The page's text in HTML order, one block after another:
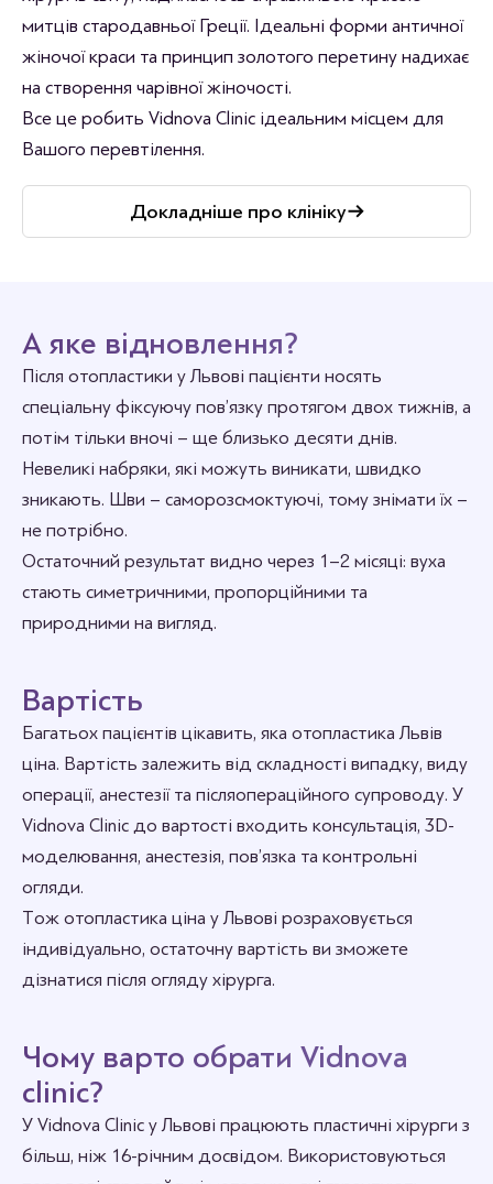
митців стародавньої Греції. Ідеальні форми античної
жіночої краси та принцип золотого перетину надихає
на створення чарівної жіночості.
Все це робить Vidnova Clinic ідеальним місцем для
Вашого перевтілення.
Докладніше про клініку
А яке відновлення?
Після отопластики у Львові пацієнти носять
спеціальну фіксуючу пов’язку протягом двох тижнів, а
потім тільки вночі – ще близько десяти днів.
Невеликі набряки, які можуть виникати, швидко
зникають. Шви – саморозсмоктуючі, тому знімати їх –
не потрібно.
Остаточний результат видно через 1–2 місяці: вуха
стають симетричними, пропорційними та
природними на вигляд.
Вартість
Багатьох пацієнтів цікавить, яка отопластика Львів
ціна. Вартість залежить від складності випадку, виду
операції, анестезії та післяопераційного супроводу. У
Vidnova Сlinic до вартості входить консультація, 3D-
моделювання, анестезія, пов’язка та контрольні
огляди.
Тож отопластика ціна у Львові розраховується
індивідуально, остаточну вартість ви зможете
дізнатися після огляду хірурга.
Чому варто обрати Vidnova
clinic?
У Vidnova Сlinic у Львові працюють пластичні хірурги з
більш, ніж 16-річним досвідом. Використовуються